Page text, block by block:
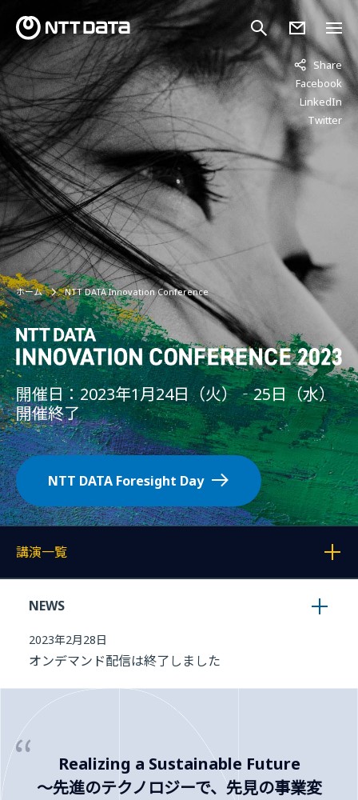
Share
Facebook
LinkedIn
Twitter
ホーム NTT DATA Innovation Conference
開催日：2023年1月24日（火）‐25日（水）
開催終了
NTT DATA Foresight Day
講演一覧
各記事へのリンクを表示する
NEWS
2023年2月28日
オンデマンド配信は終了しました
Realizing a Sustainable Future
～先進のテクノロジーで、先見の事業変